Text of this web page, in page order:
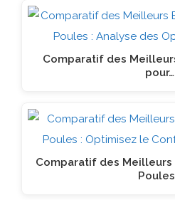
Comparatif des
pour…
Comparatif des